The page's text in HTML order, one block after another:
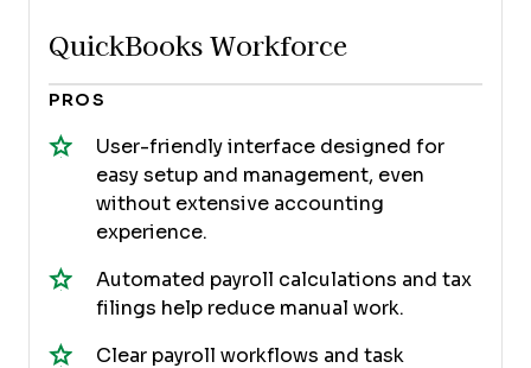
QuickBooks Workforce
PROS
User-friendly interface designed for
easy setup and management, even
without extensive accounting
experience.
Automated payroll calculations and tax
filings help reduce manual work.
Clear payroll workflows and task